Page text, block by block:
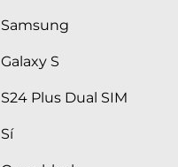
Samsung
Galaxy S
S24 Plus Dual SIM
Sí